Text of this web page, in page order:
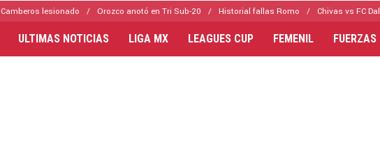
Camberos lesionado Orozco anotó en Tri Sub-20 Historial fallas Romo Chivas vs FC
ULTIMAS NOTICIAS LIGA MX LEAGUES CUP FEMENIL